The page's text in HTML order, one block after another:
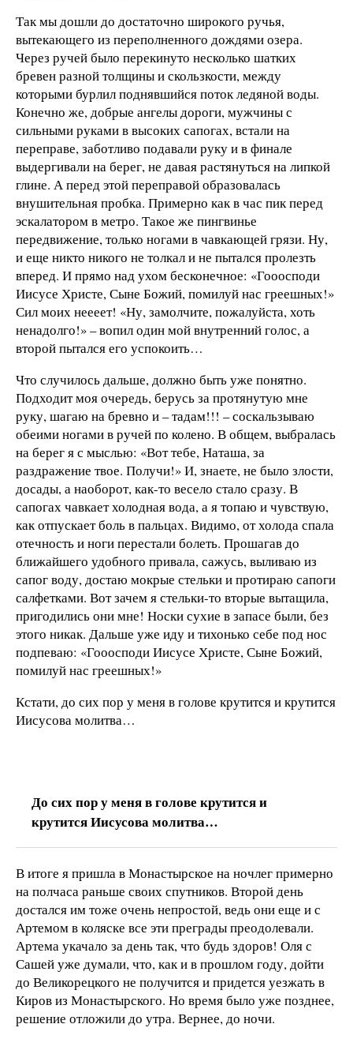
Так мы дошли до достаточно широкого ручья,
вытекающего из переполненного дождями озера.
Через ручей было перекинуто несколько шатких
бревен разной толщины и скользкости, между
которыми бурлил поднявшийся поток ледяной воды.
Конечно же, добрые ангелы дороги, мужчины с
сильными руками в высоких сапогах, встали на
переправе, заботливо подавали руку и в финале
выдергивали на берег, не давая растянуться на липкой
глине. А перед этой переправой образовалась
внушительная пробка. Примерно как в час пик перед
эскалатором в метро. Такое же пингвинье
передвижение, только ногами в чавкающей грязи. Ну,
и еще никто никого не толкал и не пытался пролезть
вперед. И прямо над ухом бесконечное: «Гооосподи
Иисусе Христе, Сыне Божий, помилуй нас греешных!»
Сил моих неееет! «Ну, замолчите, пожалуйста, хоть
ненадолго!» – вопил один мой внутренний голос, а
второй пытался его успокоить…
Что случилось дальше, должно быть уже понятно.
Подходит моя очередь, берусь за протянутую мне
руку, шагаю на бревно и – тадам!!! – соскальзываю
обеими ногами в ручей по колено. В общем, выбралась
на берег я с мыслью: «Вот тебе, Наташа, за
раздражение твое. Получи!» И, знаете, не было злости,
досады, а наоборот, как-то весело стало сразу. В
сапогах чавкает холодная вода, а я топаю и чувствую,
как отпускает боль в пальцах. Видимо, от холода спала
отечность и ноги перестали болеть. Прошагав до
ближайшего удобного привала, сажусь, выливаю из
сапог воду, достаю мокрые стельки и протираю сапоги
салфетками. Вот зачем я стельки-то вторые вытащила,
пригодились они мне! Носки сухие в запасе были, без
этого никак. Дальше уже иду и тихонько себе под нос
подпеваю: «Гооосподи Иисусе Христе, Сыне Божий,
помилуй нас греешных!»
Кстати, до сих пор у меня в голове крутится и крутится
Иисусова молитва…
До сих пор у меня в голове крутится и
крутится Иисусова молитва…
В итоге я пришла в Монастырское на ночлег примерно
на полчаса раньше своих спутников. Второй день
достался им тоже очень непростой, ведь они еще и с
Артемом в коляске все эти преграды преодолевали.
Артема укачало за день так, что будь здоров! Оля с
Сашей уже думали, что, как и в прошлом году, дойти
до Великорецкого не получится и придется уезжать в
Киров из Монастырского. Но время было уже позднее,
решение отложили до утра. Вернее, до ночи.